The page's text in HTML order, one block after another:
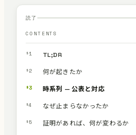
読了
CONTENTS
§1 TL;DR
§2 何が起きたか
§3 時系列 — 公表と対応
§4 なぜ止まらなかったか
§5 証明があれば、何が変わるか